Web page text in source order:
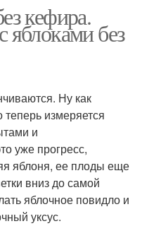
кефира.
яблоками без
Ну как
измеряется
и
уже прогресс,
яблоня, ее плоды еще
вниз до самой
яблочное повидло и
уксус.